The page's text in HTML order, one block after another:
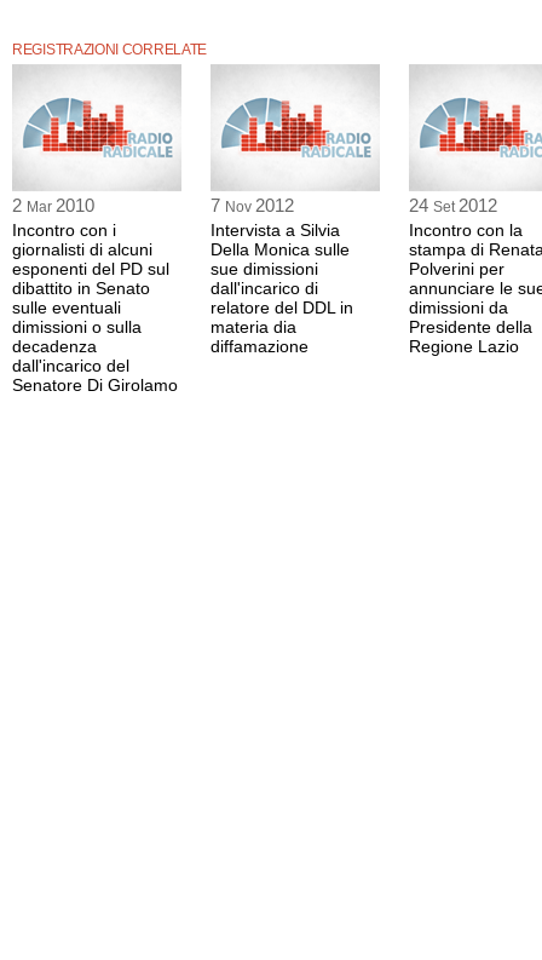
REGISTRAZIONI CORRELATE
2 Mar 2010
Incontro con i
giornalisti di alcuni
esponenti del PD sul
dibattito in Senato
sulle eventuali
dimissioni o sulla
decadenza
dall'incarico del
Senatore Di Girolamo
7 Nov 2012
Intervista a Silvia
Della Monica sulle
sue dimissioni
dall'incarico di
relatore del DDL in
materia dia
diffamazione
24 Set 2012
Incontro con la
stampa di
Polverini per
annunciare le
dimissioni da
Presidente della
Regione Lazio